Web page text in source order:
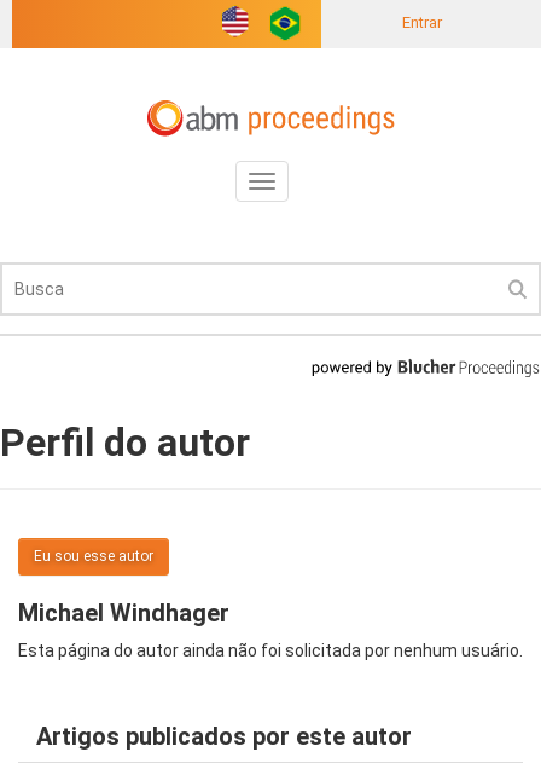
Entrar
Toggle
navigation
Perfil do autor
Eu sou esse autor
Michael Windhager
Esta página do autor ainda não foi solicitada por nenhum usuário.
Artigos publicados por este autor